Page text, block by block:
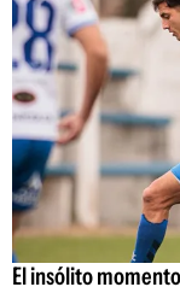
El insólito